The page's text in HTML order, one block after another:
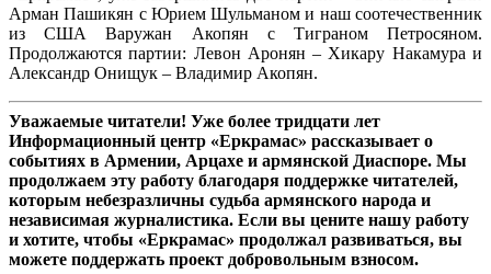
Арман Пашикян с Юрием Шульманом и наш соотечественник
из США Варужан Акопян с Тиграном Петросяном.
Продолжаются партии: Левон Аронян – Хикару Накамура и
Александр Онищук – Владимир Акопян.
Уважаемые читатели! Уже более тридцати лет
Информационный центр «Еркрамас» рассказывает о
событиях в Армении, Арцахе и армянской Диаспоре. Мы
продолжаем эту работу благодаря поддержке читателей,
которым небезразличны судьба армянского народа и
независимая журналистика. Если вы цените нашу работу
и хотите, чтобы «Еркрамас» продолжал развиваться, вы
можете поддержать проект добровольным взносом.